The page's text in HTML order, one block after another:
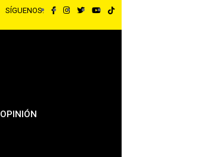
SÍGUENOS:
OPINIÓN